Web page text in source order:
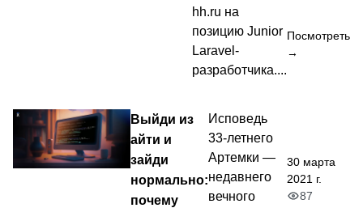
hh.ru на
позицию Junior
Laravel-
разработчика....
Посмотреть
→
Выйди из
айти и
зайди
нормально:
почему
Исповедь
33-летнего
Артемки —
недавнего
вечного
30 марта
2021 г.
87